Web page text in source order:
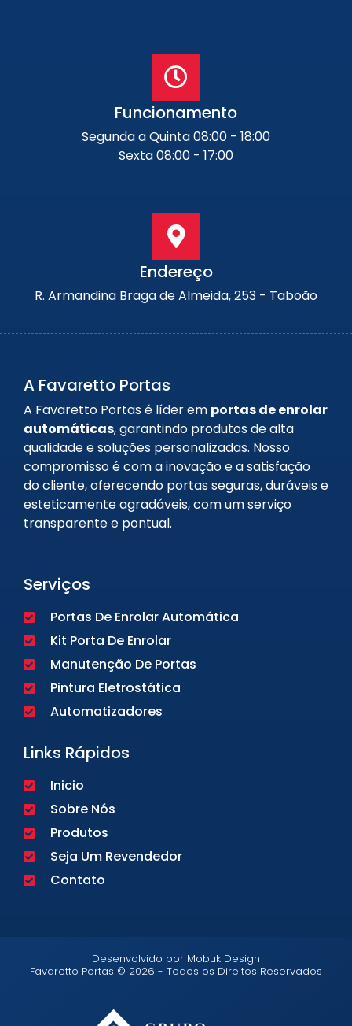
Funcionamento
Segunda a Quinta 08:00 - 18:00
Sexta 08:00 - 17:00
Endereço
R. Armandina Braga de Almeida, 253 - Taboão
A Favaretto Portas
A Favaretto Portas é líder em portas de enrolar
automáticas, garantindo produtos de alta
qualidade e soluções personalizadas. Nosso
compromisso é com a inovação e a satisfação
do cliente, oferecendo portas seguras, duráveis e
esteticamente agradáveis, com um serviço
transparente e pontual.
Serviços
Portas De Enrolar Automática
Kit Porta De Enrolar
Manutenção De Portas
Pintura Eletrostática
Automatizadores
Links Rápidos
Inicio
Sobre Nós
Produtos
Seja Um Revendedor
Contato
Desenvolvido por Mobuk Design
Favaretto Portas © 2026 - Todos os Direitos Reservados